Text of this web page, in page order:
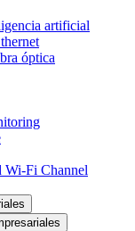
artificial
óptica
Wi-Fi Channel